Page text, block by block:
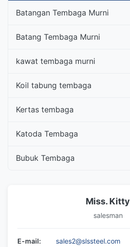
Batangan Tembaga Murni
Batang Tembaga Murni
kawat tembaga murni
Koil tabung tembaga
Kertas tembaga
Katoda Tembaga
Bubuk Tembaga
Miss. Kitty
salesman
E-mail:
sales2@slssteel.com